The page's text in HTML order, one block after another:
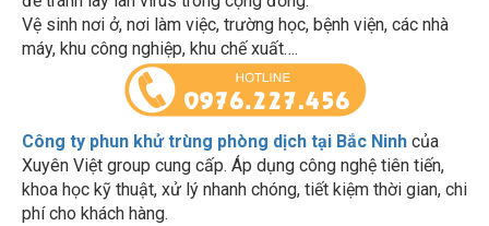
Vệ sinh nơi ở, nơi làm việc, trường học, bệnh viện, các nhà
máy, khu công nghiệp, khu chế xuất….
Công ty phun khử trùng phòng dịch tại Bắc Ninh
của
Xuyên Việt group cung cấp. Áp dụng công nghệ tiên tiến,
khoa học kỹ thuật, xử lý nhanh chóng, tiết kiệm thời gian, chi
phí cho khách hàng.